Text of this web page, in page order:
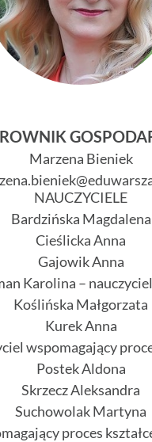
Marzena Bieniek
NAUCZYCIELE
Bardzińska Magdalena
Cieślicka Anna
Gajowik Anna
Karolina –
Koślińska Małgorzata
Kurek Anna
wspomagający
Postek Aldona
Skrzecz Aleksandra
Suchowolak Martyna
proces